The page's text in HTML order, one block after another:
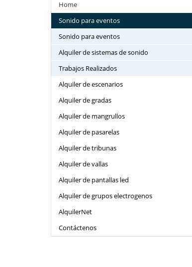
Home
Sonido para eventos
Sonido para eventos
Alquiler de sistemas de sonido
Trabajos Realizados
Alquiler de escenarios
Alquiler de gradas
Alquiler de mangrullos
Alquiler de pasarelas
Alquiler de tribunas
Alquiler de vallas
Alquiler de pantallas led
Alquiler de grupos electrogenos
AlquilerNet
Contáctenos